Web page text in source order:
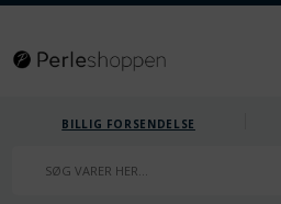
BILLIG FORSENDELSE